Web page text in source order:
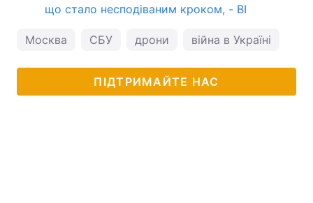
що стало несподіваним кроком, - BI
Москва СБУ дрони війна в Україні
ПІДТРИМАЙТЕ НАС